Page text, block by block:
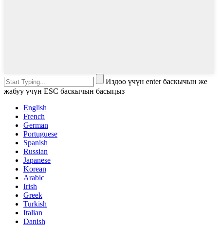
Издөө үчүн enter баскычын же
жабуу үчүн ESC баскычын басыңыз
English
French
German
Portuguese
Spanish
Russian
Japanese
Korean
Arabic
Irish
Greek
Turkish
Italian
Danish